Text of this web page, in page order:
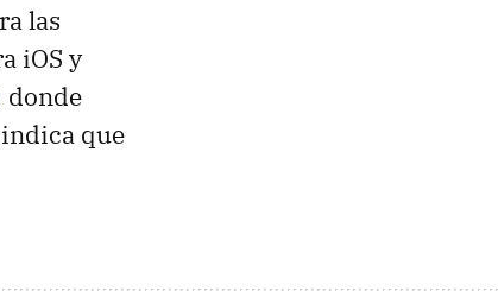
las
iOS y
donde
que